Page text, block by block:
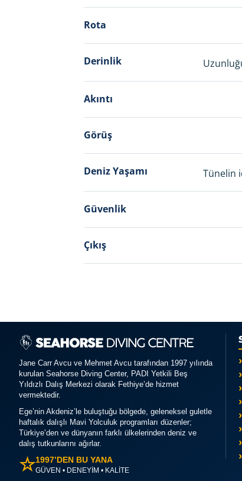
Rota
Derinlik
Akıntı
Görüş
Deniz Yaşamı Tünelin
Güvenlik
Çıkış
Jane Carr Avcu ve Mehmet Avcu tarafından 1997 yılında
kurulan Seahorse Diving Center, PADI Yetkili Beş
Yıldızlı Dalış Merkezi olarak Fethiye’de hizmet
vermektedir.
Ege’nin Akdeniz’le buluştuğu bölgede, geleneksel guletle
haftalık dalışlı Mavi Yolculuk programları düzenler;
Türkiye’den ve dünyanın farklı ülkelerinden deniz ve
dalış tutkunlarını ağırlar.
☆1997’DEN BU YANA
GÜVEN • DENEYİM • KALİTE